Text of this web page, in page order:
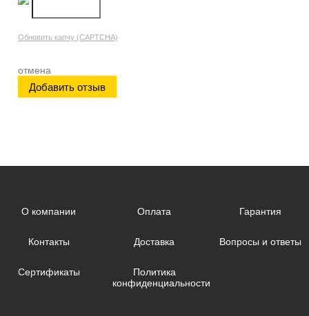
Обновить капчу (CAPTCHA)
отмена
О компании Оплата Гарантия
Контакты Доставка Вопросы и ответы
Сертификаты
Политика
конфиденциальности